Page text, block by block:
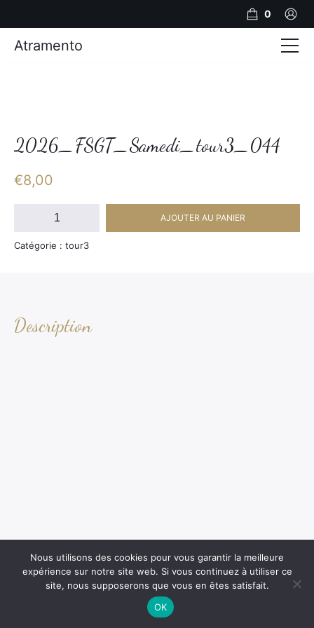
2026_FSGT_Samedi_tour3_044
€8,00
quantité
2026_FSGT_Samedi_tour3_044
AJOUTER AU PANIER
Catégorie : tour3
Description
0
Atramento
Photos
Nous utilisons des cookies pour vous garantir la meilleure
expérience sur notre site web. Si vous continuez à utiliser ce
site, nous supposerons que vous en êtes satisfait.
OK